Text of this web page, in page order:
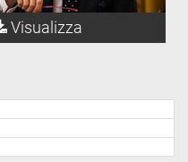
Visualizza